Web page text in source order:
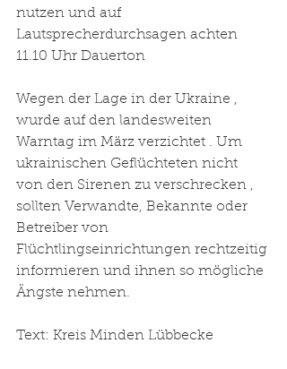
nutzen und auf
Lautsprecherdurchsagen achten
11.10 Uhr Dauerton
Wegen der Lage in der Ukraine ,
wurde auf den landesweiten
Warntag im März verzichtet . Um
ukrainischen Geflüchteten nicht
von den Sirenen zu verschrecken ,
sollten Verwandte, Bekannte oder
Betreiber von
Flüchtlingseinrichtungen rechtzeitig
informieren und ihnen so mögliche
Ängste nehmen.
Text: Kreis Minden Lübbecke